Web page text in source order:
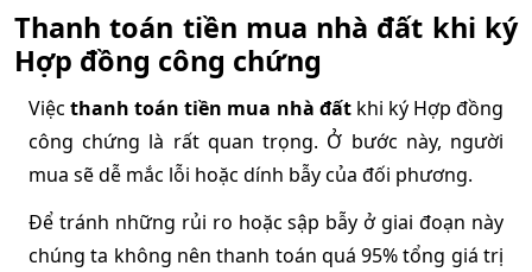
Thanh toán tiền mua nhà đất khi ký
Hợp đồng công chứng
Việc thanh toán tiền mua nhà đất khi ký Hợp đồng
công chứng là rất quan trọng. Ở bước này, người
mua sẽ dễ mắc lỗi hoặc dính bẫy của đối phương.
Để tránh những rủi ro hoặc sập bẫy ở giai đoạn này
chúng ta không nên thanh toán quá 95% tổng giá trị